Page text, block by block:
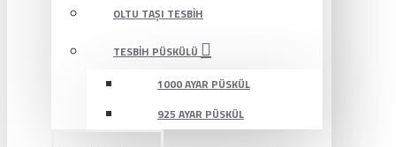
OLTU TAŞI TESBIH
TESBIH PÜSKÜLÜ
1000 AYAR PÜSKÜL
925 AYAR PÜSKÜL